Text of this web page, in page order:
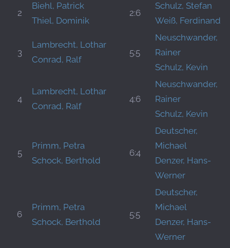
2
Biehl, Patrick
Thiel, Dominik
2:6
Schulz, Stefan
Weiß, Ferdinand
3
Lambrecht, Lothar
Conrad, Ralf
5:5
Neuschwander,
Rainer
Schulz, Kevin
4
Lambrecht, Lothar
Conrad, Ralf
4:6
Neuschwander,
Rainer
Schulz, Kevin
5
Primm, Petra
Schock, Berthold
6:4
Deutscher,
Michael
Denzer, Hans-
Werner
6
Primm, Petra
Schock, Berthold
5:5
Deutscher,
Michael
Denzer, Hans-
Werner